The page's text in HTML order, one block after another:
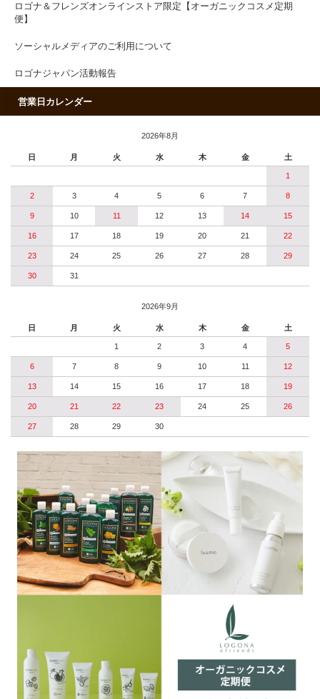
ロゴナ＆フレンズオンラインストア限定【オーガニックコスメ定期
便】
ソーシャルメディアのご利用について
ロゴナジャパン活動報告
営業日カレンダー
2026年8月
日 月 火 水 木 金 土
1
2 3 4 5 6 7 8
9 10 11 12 13 14 15
16 17 18 19 20 21 22
23 24 25 26 27 28 29
30 31
2026年9月
日 月 火 水 木 金 土
1 2 3 4 5
6 7 8 9 10 11 12
13 14 15 16 17 18 19
20 21 22 23 24 25 26
27 28 29 30